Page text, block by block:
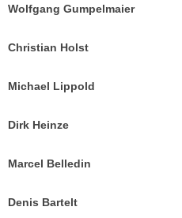
Wolfgang Gumpelmaier
Christian Holst
Michael Lippold
Dirk Heinze
Marcel Belledin
Denis Bartelt